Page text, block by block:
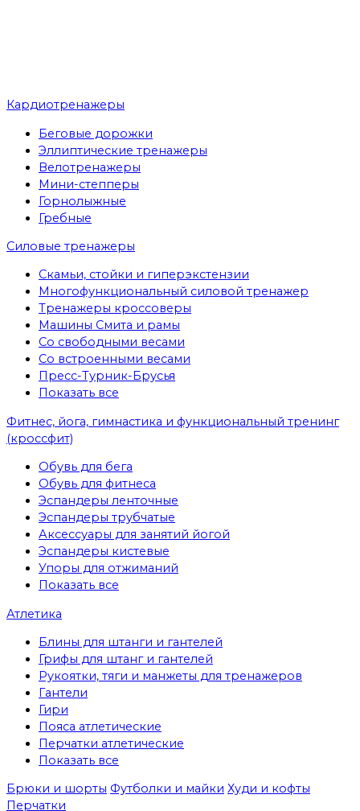
Кардиотренажеры
Беговые дорожки
Эллиптические тренажеры
Велотренажеры
Мини-степперы
Горнолыжные
Гребные
Cиловые тренажеры
Скамьи, стойки и гиперэкстензии
Многофункциональный силовой тренажер
Тренажеры кроссоверы
Машины Смита и рамы
Со свободными весами
Со встроенными весами
Пресс-Турник-Брусья
Показать все
Фитнес, йога, гимнастика и функциональный тренинг
(кроссфит)
Обувь для бега
Обувь для фитнеса
Эспандеры ленточные
Эспандеры трубчатые
Аксессуары для занятий йогой
Эспандеры кистевые
Упоры для отжиманий
Показать все
Атлетика
Блины для штанги и гантелей
Грифы для штанг и гантелей
Рукоятки, тяги и манжеты для тренажеров
Гантели
Гири
Пояса атлетические
Перчатки атлетические
Показать все
Брюки и шорты Футболки и майки Худи и кофты
Перчатки